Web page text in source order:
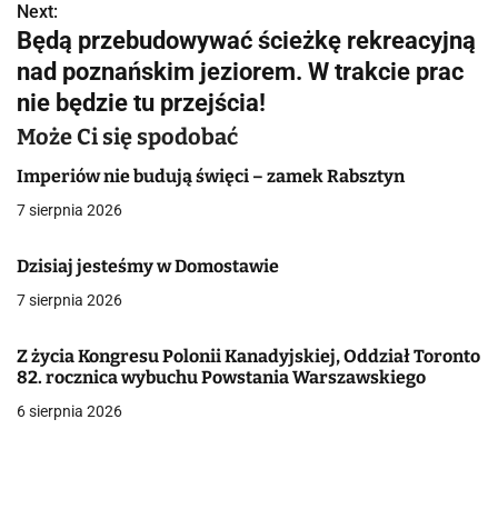
i
g
a
c
j
w
i
s
Next:
Będą przebudowywać ścieżkę rekreacyjną
nad poznańskim jeziorem. W trakcie prac
nie będzie tu przejścia!
Może Ci się spodobać
Imperiów nie budują święci – zamek Rabsztyn
7 sierpnia 2026
Dzisiaj jesteśmy w Domostawie
7 sierpnia 2026
Z życia Kongresu Polonii Kanadyjskiej, Oddział Toronto
82. rocznica wybuchu Powstania Warszawskiego
6 sierpnia 2026